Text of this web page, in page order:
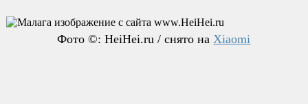
Фото ©: HeiHei.ru / снято наXiaomi